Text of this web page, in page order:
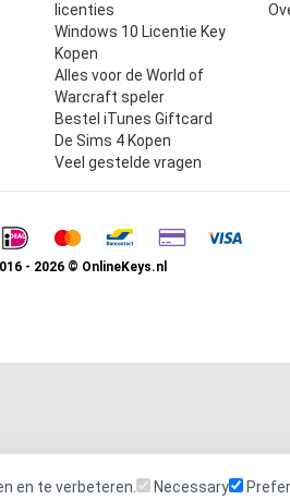
licenties
Windows 10 Licentie Key
Kopen
Alles voor de World of
Warcraft speler
Bestel iTunes Giftcard
De Sims 4 Kopen
Veel gestelde vragen
- 2026 © OnlineKeys.nl
en te verbeteren. Necessary